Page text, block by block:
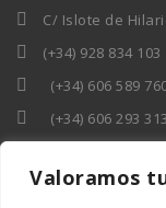
Valoramos
C/ Islote de
(+34) 928 834 103
(+34) 606 589
(+34) 606 293 313